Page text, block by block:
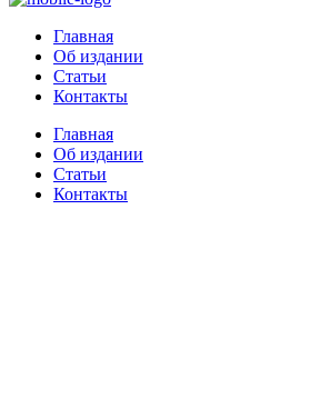
Главная
Об издании
Статьи
Контакты
Главная
Об издании
Статьи
Контакты